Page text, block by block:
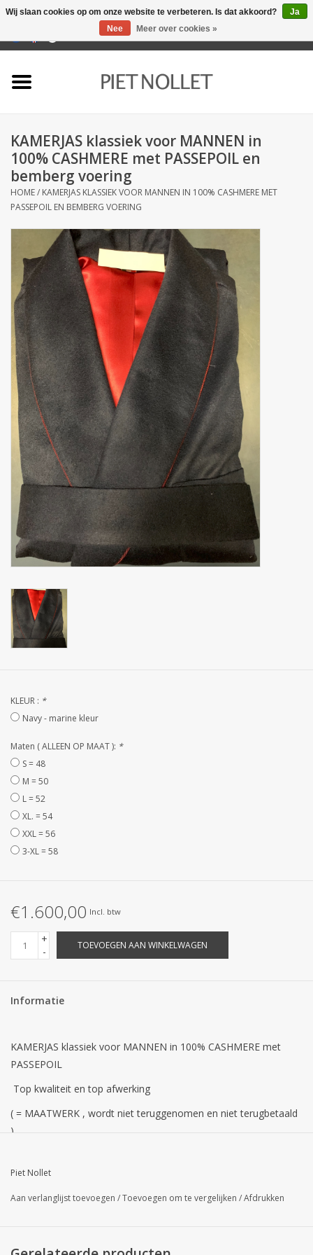
Badlinnen
Bedlinnen
Keukenlinnen
Sokken
Zakdoeken
Pullover
Huis en nacht kledij ( HEREN
Bag - tas
Kledij
Stof per meter
GESCHENK ARTIKELEN
STRANDLINNEN
Jacht en Zeilboten ,
Huis en nacht kledij (
DAMES )
Merken
KAMERJAS klassiek voor MANNEN in
100% CASHMERE met PASSEPOIL en
bemberg voering
HOME/ KAMERJAS KLASSIEK VOOR MANNEN IN 100% CASHMERE MET
PASSEPOIL EN BEMBERG VOERING
KLEUR : *
Navy - marine kleur
Maten ( ALLEEN OP MAAT ): *
S = 48
M = 50
L = 52
XL. = 54
XXL = 56
3-XL = 58
€1.600,00 Incl. btw
+
-
TOEVOEGEN AAN WINKELWAGEN
Informatie
KAMERJAS klassiek voor MANNEN in 100% CASHMERE met
PASSEPOIL
Top kwaliteit en top afwerking
( = MAATWERK , wordt niet teruggenomen en niet terugbetaald
)
Kamerjas klassiek voor mannen
Buitenkant : 100% Cashmere marine
Piet Nollet
Aan verlanglijst toevoegen /Toevoegen om te vergelijken /Afdrukken
Wij slaan cookies op om onze website te verbeteren. Is dat akkoord?
Ja
Nee
Meer over cookies »